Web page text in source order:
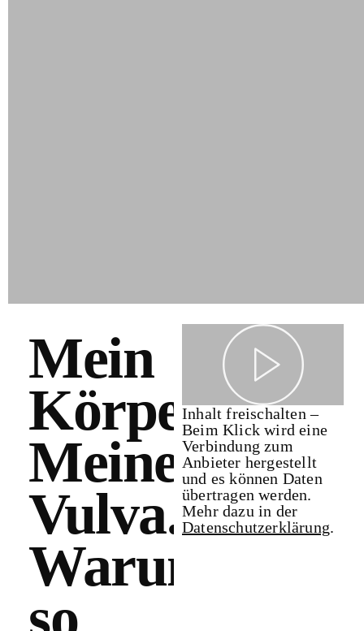
Mein
Körper.
Meine
Vulva.
Warum
so
Inhalt freischalten –
Beim Klick wird eine
Verbindung zum
Anbieter hergestellt
und es können Daten
übertragen werden.
Mehr dazu in der
Datenschutzerklärung.